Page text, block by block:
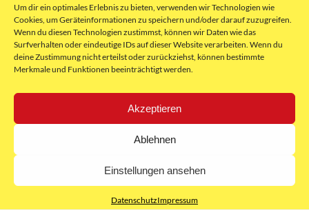
Um dir ein optimales Erlebnis zu bieten, verwenden wir Technologien wie
Cookies, um Geräteinformationen zu speichern und/oder darauf zuzugreifen.
Wenn du diesen Technologien zustimmst, können wir Daten wie das
Surfverhalten oder eindeutige IDs auf dieser Website verarbeiten. Wenn du
deine Zustimmung nicht erteilst oder zurückziehst, können bestimmte
Merkmale und Funktionen beeinträchtigt werden.
Akzeptieren
Ablehnen
Einstellungen ansehen
DatenschutzImpressum
kontakt@freielokale-graz.at
Website by Rubikon Werbeagentur
GmbH
Impressum
AGB
Datenschutz
E-Mail